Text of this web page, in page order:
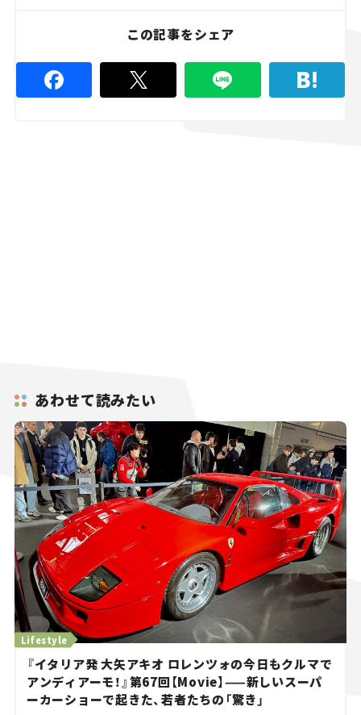
この記事をシェア
あわせて読みたい
Lifestyle
『イタリア発 大矢アキオ ロレンツォの今日もクルマで
アンディアーモ！』第67回【Movie】——新しいスーパ
ーカーショーで起きた、若者たちの「驚き」